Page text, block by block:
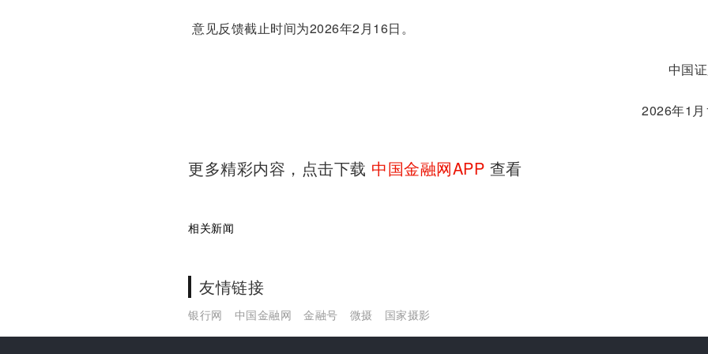
意见反馈截止时间为2026年2月16日。
中国
2026年1月
更多精彩内容，点击下载 中国金融网APP 查看
相关新闻
友情链接
银行网 中国金融网 金融号 微摄 国家摄影